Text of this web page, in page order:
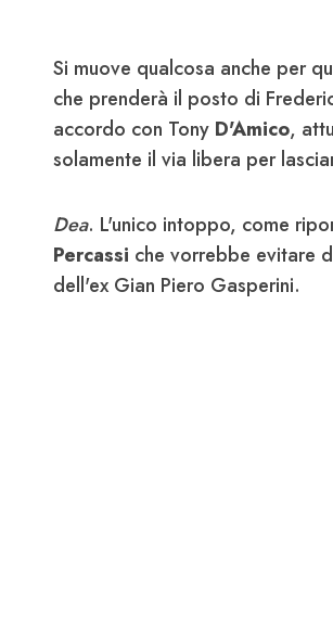
Si muove qualcosa anche per
che prenderà il posto di
accordo con Tony D'Amico,
solamente il via libera per
Dea. L'unico intoppo, come
Percassi che vorrebbe evitare
dell'ex Gian Piero Gasperini.